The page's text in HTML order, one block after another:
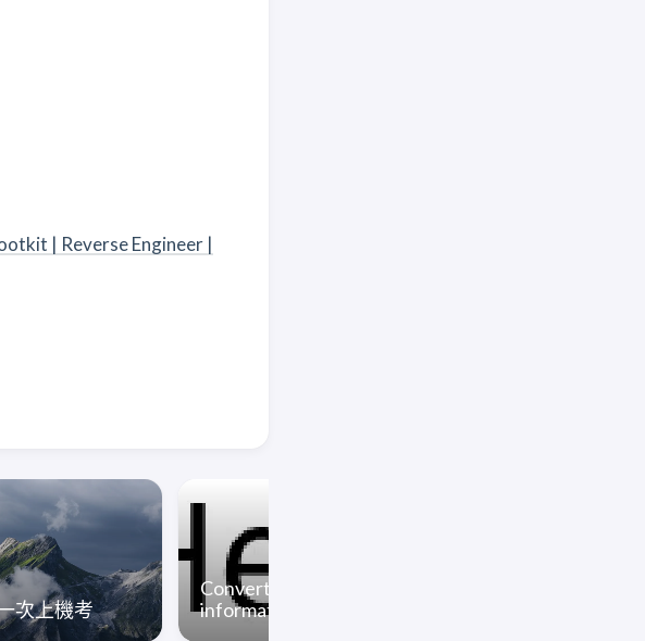
| Reverse Engineer |
次上機考
Convert personal
information to image